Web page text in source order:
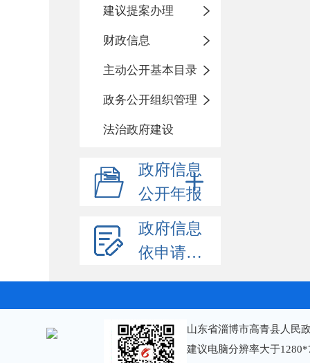
建议提案办理
财政信息
主动公开基本目录
政务公开组织管理
法治政府建设
政府信息
公开年报
政府信息
依申请公开
山东省淄博市高青县人民
建议电脑分辨率大于